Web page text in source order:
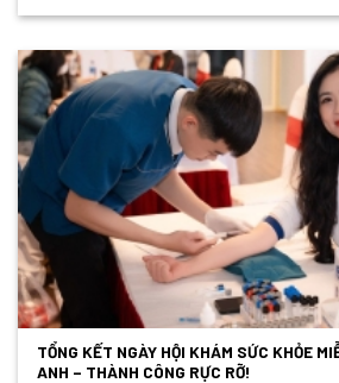
TỔNG KẾT NGÀY HỘI KHÁM SỨC KHỎE
ANH – THÀNH CÔNG RỰC RỠ!